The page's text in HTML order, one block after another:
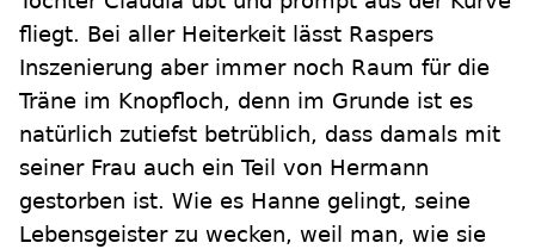
fliegt. Bei aller Heiterkeit lässt Raspers
Inszenierung aber immer noch Raum für die
Träne im Knopfloch, denn im Grunde ist es
natürlich zutiefst betrüblich, dass damals mit
seiner Frau auch ein Teil von Hermann
gestorben ist. Wie es Hanne gelingt, seine
Lebensgeister zu wecken, weil man, wie sie